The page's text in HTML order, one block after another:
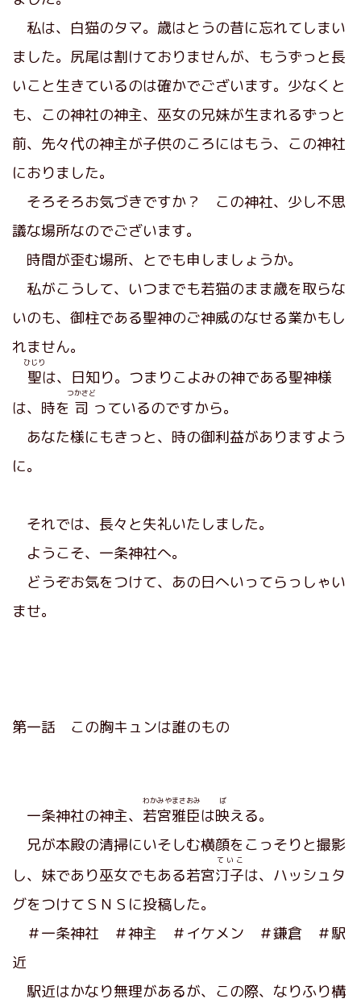
私は、白猫のタマ。歳はとうの昔に忘れてしまい
ました。尻尾は割けておりませんが、もうずっと長
いこと生きているのは確かでございます。少なくと
も、この神社の神主、巫女の兄妹が生まれるずっと
前、先々代の神主が子供のころにはもう、この神社
におりました。
そろそろお気づきですか？ この神社、少し不思
議な場所なのでございます。
時間が歪む場所、とでも申しましょうか。
私がこうして、いつまでも若猫のまま歳を取らな
いのも、御柱である聖神のご神威のなせる業かもし
れません。
聖
ひじり
は、日知り。つまりこよみの神である聖神様
は、時を 司
つかさど
っているのですから。
あなた様にもきっと、時の御利益がありますよう
に。
それでは、長々と失礼いたしました。
ようこそ、一条神社へ。
どうぞお気をつけて、あの日へいってらっしゃい
ませ。
第一話 この胸キュンは誰のもの
一条神社の神主、 若宮
わかみや
雅臣
まさおみ
は映
ば
える。
兄が本殿の清掃にいそしむ横顔をこっそりと撮影
し、妹であり巫女でもある若宮汀子
ていこ
は、ハッシュタ
グをつけてＳＮＳに投稿した。
＃一条神社 ＃神主 ＃イケメン ＃鎌倉 ＃駅
近
駅近はかなり無理があるが、この際、なりふり構